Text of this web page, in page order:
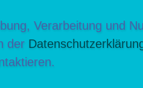
Verarbeitung und
der